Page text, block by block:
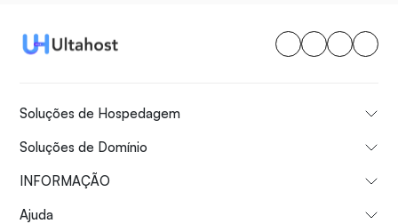
Soluções de Hospedagem
Soluções de Domínio
INFORMAÇÃO
Ajuda